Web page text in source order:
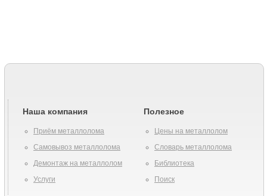
Наша компания
Приём металлолома
Самовывоз металлолома
Демонтаж на металлолом
Услуги
Полезное
Цены на металлолом
Словарь металлолома
Библиотека
Поиск